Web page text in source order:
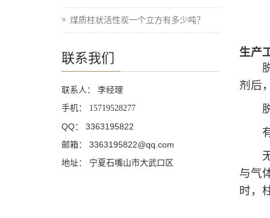
生产
脱
剂后
脱
有
无
与气
时，
煤质柱状活性炭一个立方有多少吨？
联系我们
联系人： 李经理
手机：
15719528277
QQ： 3363195822
邮箱： 3363195822@qq.com
地址： 宁夏石嘴山市大武口区